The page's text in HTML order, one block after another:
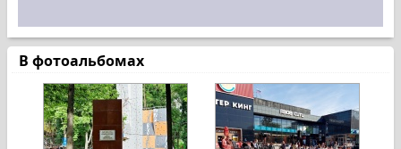
В фотоальбомах